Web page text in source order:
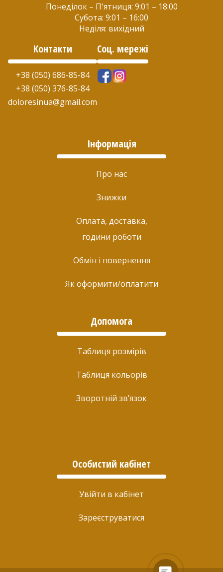
Понеділок – П'ятниця: 9:01 – 18:00
Субота: 9:01 – 16:00
Неділя: вихідний
Контакти
+38 (050) 686-85-84
+38 (050) 376-85-84
doloresinua@gmail.com
Соц. мережі
Інформація
Про нас
Знижки
Оплата, доставка,
години роботи
Обмін і повернення
Як оформити/оплатити
Допомога
Таблиця розмірів
Таблиця кольорів
Зворотній зв’язок
Особистий кабінет
Увійти в кабінет
Зареєструватися